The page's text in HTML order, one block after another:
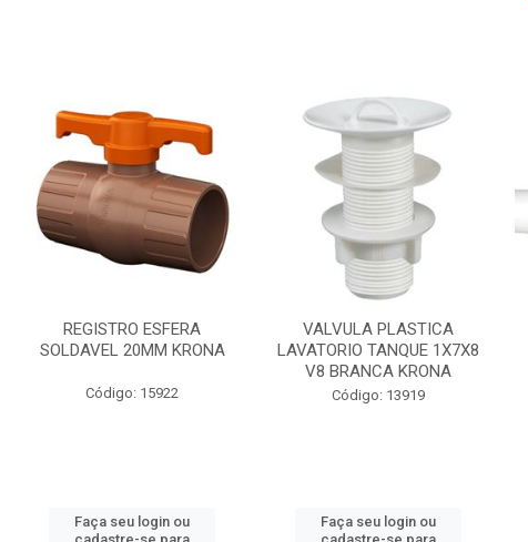
REGISTRO ESFERA
SOLDAVEL 20MM KRONA
Código: 15922
Faça seu login ou
VALVULA PLASTICA
LAVATORIO TANQUE 1X7X8
V8 BRANCA KRONA
Código: 13919
Faça seu login ou